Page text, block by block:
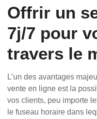
Offrir un
7j/7 pour
travers le
L’un des avantages
vente en ligne est la
vos clients, peu importe
le fuseau horaire dans